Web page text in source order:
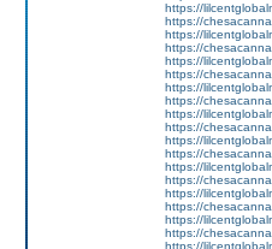
https://
https://
https://
https://
https://
https://
https://
https://
https://
https://
https://
https://
https://
https://
https://
https://
https://
https://
https://